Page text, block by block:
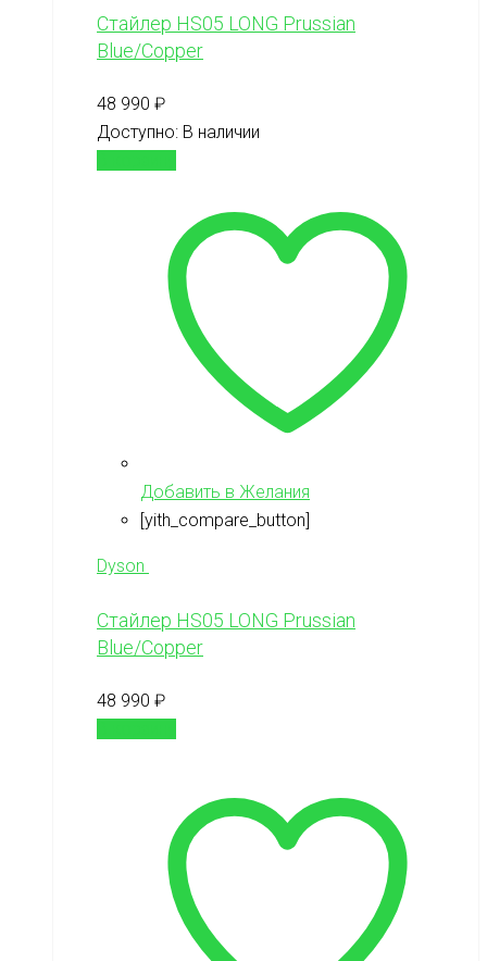
Стайлер HS05 LONG Prussian
Blue/Copper
48 990 ₽
Доступно: В наличии
Добавить в Желания
[yith_compare_button]
Dyson
Стайлер HS05 LONG Prussian
Blue/Copper
48 990 ₽